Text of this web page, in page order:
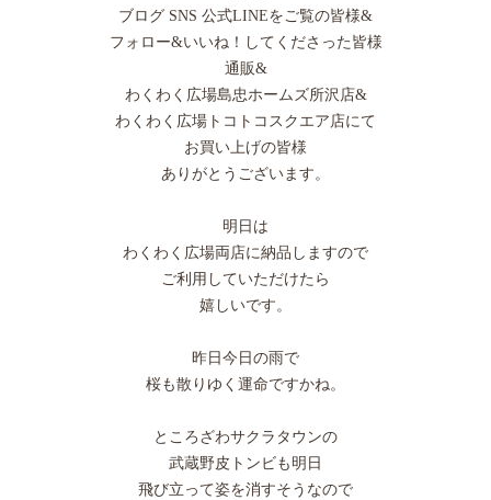
ブログ SNS 公式LINEをご覧の皆様&
フォロー&いいね！してくださった皆様
通販&
わくわく広場島忠ホームズ所沢店&
わくわく広場トコトコスクエア店にて
お買い上げの皆様
ありがとうございます。
明日は
わくわく広場両店に納品しますので
ご利用していただけたら
嬉しいです。
昨日今日の雨で
桜も散りゆく運命ですかね。
ところざわサクラタウンの
武蔵野皮トンビも明日
飛び立って姿を消すそうなので